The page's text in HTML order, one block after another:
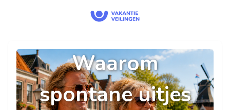
Waarom
spontane uitjes